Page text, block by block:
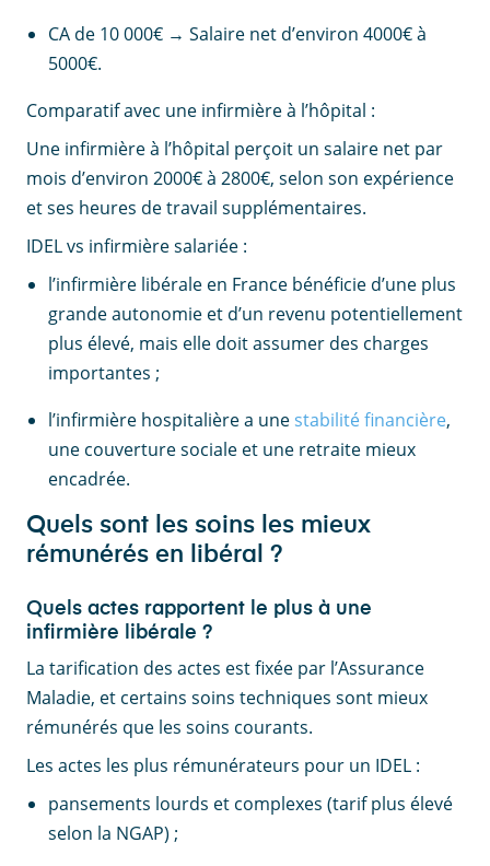
CA de 10 000€ → Salaire net d’environ 4000€ à
5000€.
Comparatif avec une infirmière à l’hôpital :
Une infirmière à l’hôpital perçoit un salaire net par
mois d’environ 2000€ à 2800€, selon son expérience
et ses heures de travail supplémentaires.
IDEL vs infirmière salariée :
l’infirmière libérale en France bénéficie d’une plus
grande autonomie et d’un revenu potentiellement
plus élevé, mais elle doit assumer des charges
importantes ;
l’infirmière hospitalière a unestabilité financière,
une couverture sociale et une retraite mieux
encadrée.
Quels sont les soins les mieux
rémunérés en libéral ?
Quels actes rapportent le plus à une
infirmière libérale ?
La tarification des actes est fixée par l’Assurance
Maladie, et certains soins techniques sont mieux
rémunérés que les soins courants.
Les actes les plus rémunérateurs pour un IDEL :
pansements lourds et complexes (tarif plus élevé
selon la NGAP) ;